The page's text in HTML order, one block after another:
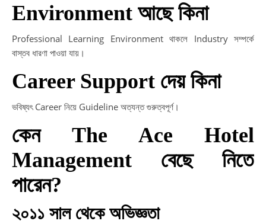
Environment আছে কিনা
Professional Learning Environment থাকলে Industry সম্পর্কে
বাস্তব ধারণা পাওয়া যায়।
Career Support দেয় কিনা
ভবিষ্যৎ Career নিয়ে Guideline অত্যন্ত গুরুত্বপূর্ণ।
কেন The Ace Hotel
Management বেছে নিতে
পারেন?
২০১১ সাল থেকে অভিজ্ঞতা